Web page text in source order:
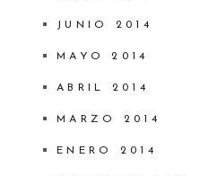
JUNIO 2014
MAYO 2014
ABRIL 2014
MARZO 2014
ENERO 2014